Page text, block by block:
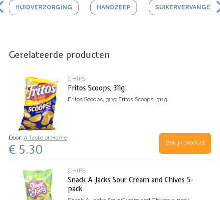
HUIDVERZORGING HANDZEEP SUIKERVERVANGER
Gerelateerde producten
CHIPS
Fritos Scoops, 311g
Fritos Scoops, 311g Fritos Scoops, 311g
Door: A Taste of Home
€ 5.30 Bekijk product
CHIPS
Snack A Jacks Sour Cream and Chives 5-
pack